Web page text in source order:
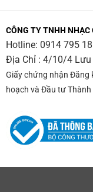
CÔNG TY TNHH NHẠC
Hotline: 0914 795
Địa Chỉ : 4/10/4 Lưu
Giấy chứng nhận Đăng
hoạch và Đầu tư